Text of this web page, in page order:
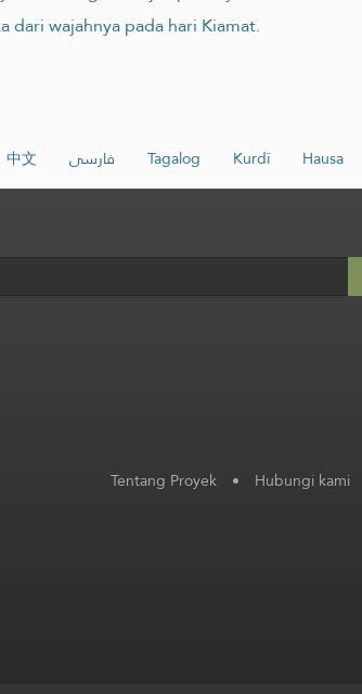
dari wajahnya pada hari Kiamat.
中文 فارسی Tagalog Kurdî Hausa
Tentang Proyek • Hubungi kami